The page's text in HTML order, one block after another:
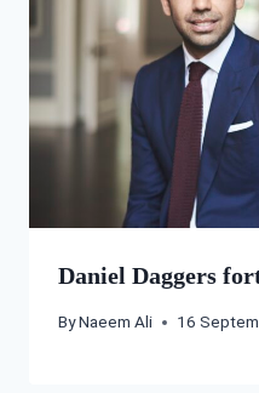
Daniel Daggers
ByNaeem Ali 16